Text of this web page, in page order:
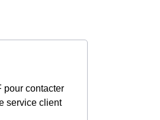
pour contacter
service client